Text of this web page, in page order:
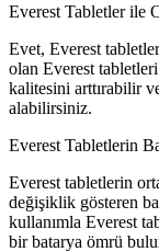
Everest Tabletler ile
Evet, Everest
olan Everest
kalitesini arttırabilir
alabilirsiniz.
Everest Tabletlerin
Everest tabletlerin
değişiklik gösteren
kullanımla Everest
bir batarya ömrü